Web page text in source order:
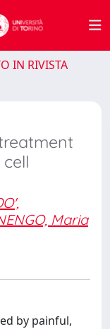
IN RIVISTA
Maria
by painful,